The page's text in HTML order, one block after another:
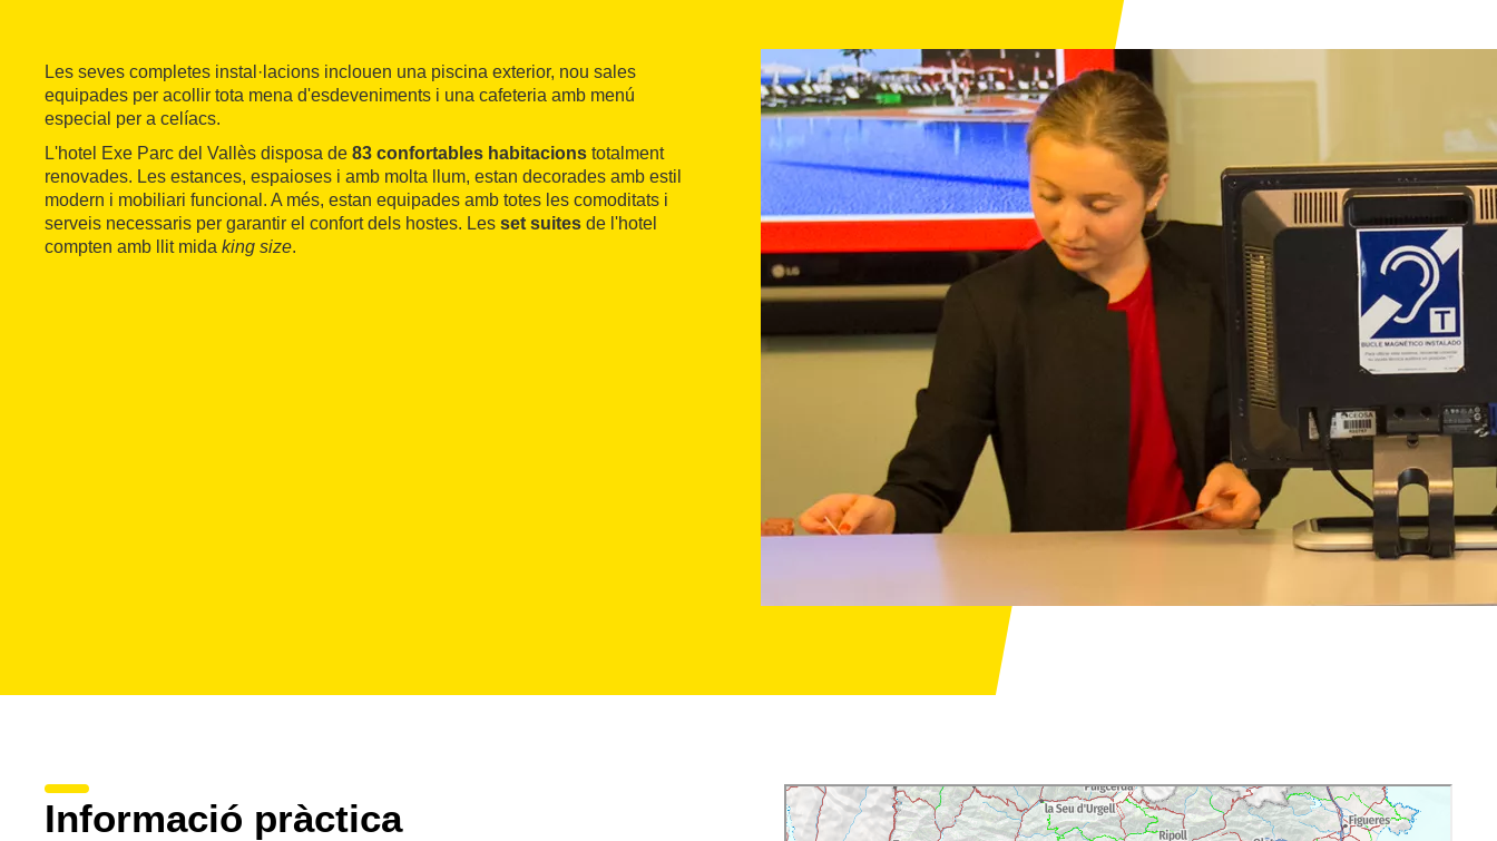
Les seves completes instal·lacions inclouen una piscina exterior, nou sales
equipades per acollir tota mena d'esdeveniments i una cafeteria amb menú
especial per a celíacs.
L'hotel Exe Parc del Vallès disposa de 83 confortables habitacions totalment
renovades. Les estances, espaioses i amb molta llum, estan decorades amb estil
modern i mobiliari funcional. A més, estan equipades amb totes les comoditats i
serveis necessaris per garantir el confort dels hostes. Les set suites de l'hotel
compten amb llit mida king size.
Informació pràctica